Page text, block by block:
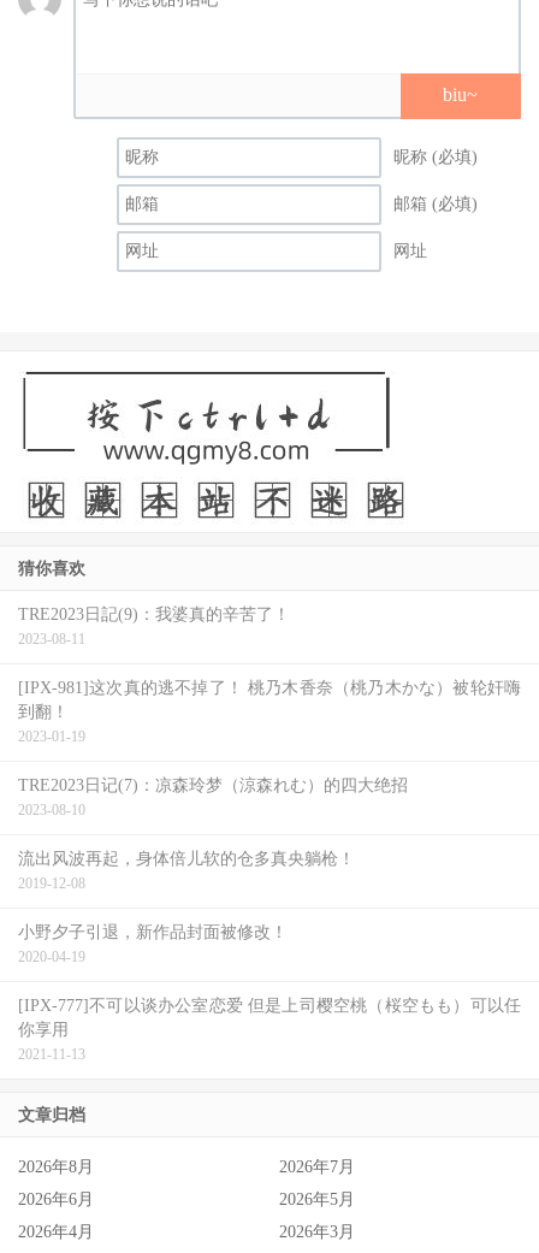
够，藤森里穂接着说：要不是月乃发了LINE，我还不知道
我们是仇人呢，明明共演的时候都会一起用餐，聊得很开
们不和？
最后，为了怕大家不信，藤森里穂再加码说了：我们是知道
彼此家住哪里的，真的不甘心！好想共演啊啊啊啊啊啊啊
biu~
昵称 (必填)
邮箱 (必填)
网址
猜你喜欢
TRE2023日記(9)：我婆真的辛苦了！
2023-08-11
[IPX-981]这次真的逃不掉了！ 桃乃木香奈（桃乃木かな）被轮奸嗨
到翻！
2023-01-19
TRE2023日记(7)：凉森玲梦（涼森れむ）的四大绝招
2023-08-10
流出风波再起，身体倍儿软的仓多真央躺枪！
2019-12-08
小野夕子引退，新作品封面被修改！
2020-04-19
[IPX-777]不可以谈办公室恋爱 但是上司樱空桃（桜空もも）可以任
你享用
2021-11-13
文章归档
2026年8月
2026年7月
2026年6月
2026年5月
2026年4月
2026年3月